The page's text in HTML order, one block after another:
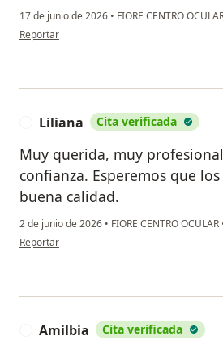
17 de junio de 2026 • FIORE CENTRO
en opinión del usuario Hader Agudelo
Reportar
Liliana Cita verificada
Muy querida, muy
confianza. Esperemos que
buena calidad.
2 de junio de 2026 • FIORE CENTRO OCULAR
en opinión del usuario Liliana
Reportar
Amilbia Cita verificada